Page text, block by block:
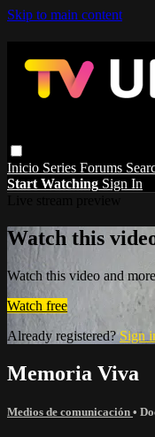
Skip to main content
Inicio Series Forums
Start Watching Sign In
Watch this
Watch this video and
Watch free
Already registered?Sign
Memoria Viva
Medios de comunicación •